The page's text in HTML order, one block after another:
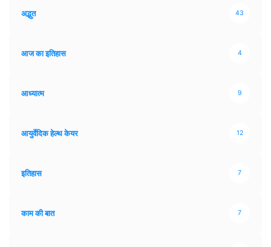
अद्भुत 43
आज का इतिहास 4
आध्यात्म 9
आयुर्वेदिक हेल्थ केयर 12
इतिहास 7
काम की बात 7